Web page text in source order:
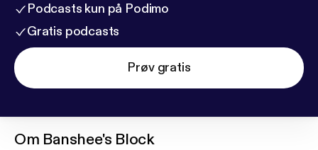
Podcasts kun på Podimo
Gratis podcasts
Prøv gratis
Om Banshee's Block